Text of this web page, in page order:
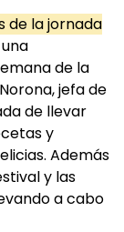
de la jornada
una
de la
jefa de
de llevar
y
Además
y las
a cabo